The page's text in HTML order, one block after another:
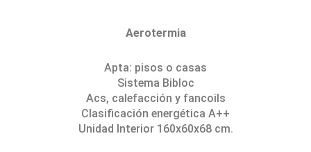
Aerotermia
Apta: pisos o casas
Sistema Bibloc
Acs, calefacción y fancoils
Clasificación energética A++
Unidad Interior 160x60x68 cm.